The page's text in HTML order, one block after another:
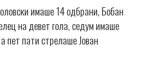
имаше 14 одбрани, Бобан
на девет гола, седум имаше
пет пати стрелаше Јован